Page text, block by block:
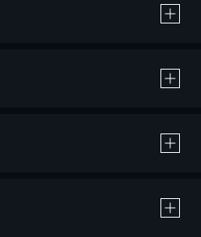
カード決済による作品の購入 / レンタルです。